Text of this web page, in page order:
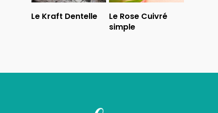
Lire La Suite
Le Kraft Dentelle Lire La Suite
Le Rose Cuivré
simple